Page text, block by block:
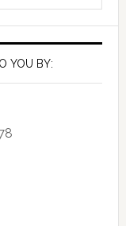
YOU BY: